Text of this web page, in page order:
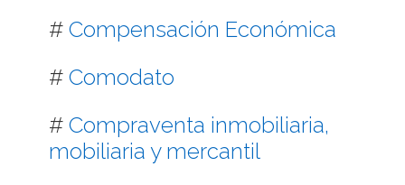
# Compensación Económica
# Comodato
# Compraventa inmobiliaria,
mobiliaria y mercantil